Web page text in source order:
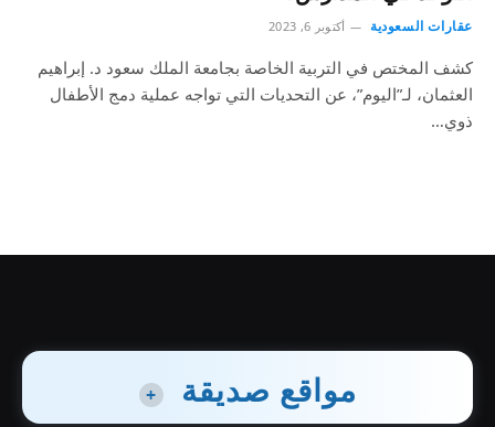
عقارات السعودية أكتوبر 6, 2023
كشف المختص في التربية الخاصة بجامعة الملك سعود د. إبراهيم
العثمان، لـ”اليوم”، عن التحديات التي تواجه عملية دمج الأطفال
ذوي…
مواقع صديقة +